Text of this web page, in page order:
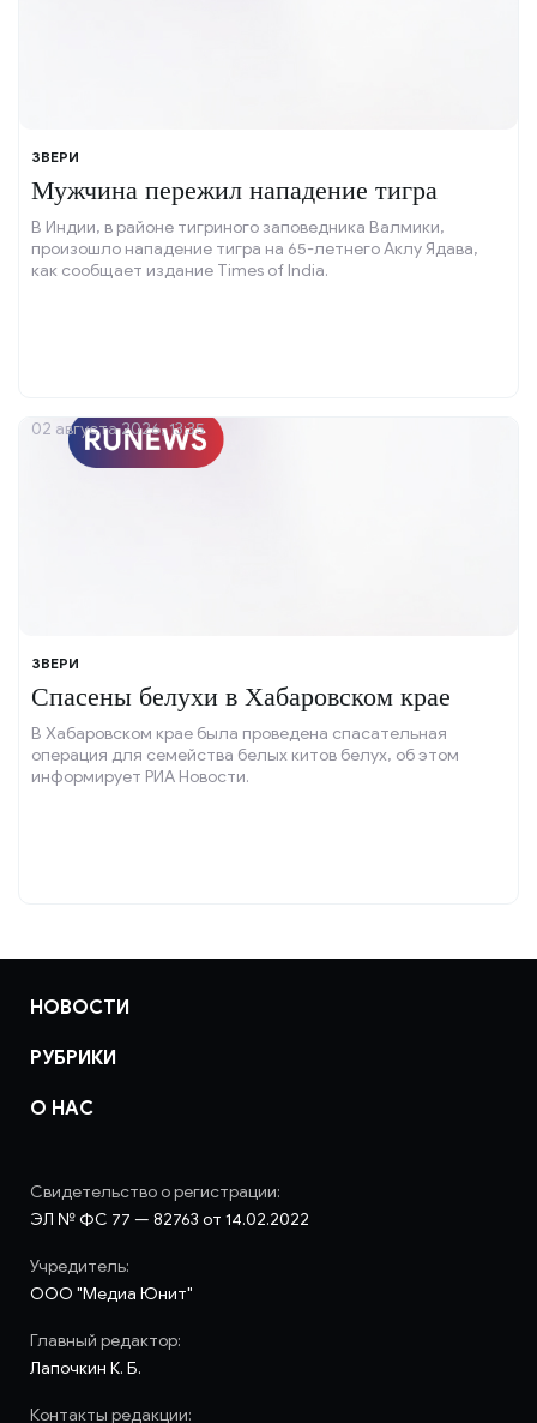
ЗВЕРИ
Мужчина пережил нападение тигра
В Индии, в районе тигриного заповедника Валмики,
произошло нападение тигра на 65-летнего Аклу Ядава,
как сообщает издание Times of India.
ЗВЕРИ
Спасены белухи в Хабаровском крае
В Хабаровском крае была проведена спасательная
операция для семейства белых китов белух, об этом
информирует РИА Новости.
02 августа 2026, 13:35
НОВОСТИ
РУБРИКИ
О НАС
Свидетельство о регистрации:
ЭЛ № ФС 77 — 82763 от 14.02.2022
Учредитель:
ООО "Медиа Юнит"
Главный редактор:
Лапочкин К. Б.
Контакты редакции: